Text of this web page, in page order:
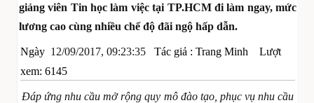
giảng viên Tin học làm việc tại TP.HCM đi làm ngay, mức
lương cao cùng nhiều chế độ đãi ngộ hấp dẫn.
Ngày 12/09/2017, 09:23:35 Tác giả : Trang Minh Lượt
xem: 6145
Đáp ứng nhu cầu mở rộng quy mô đào tạo, phục vụ nhu cầu